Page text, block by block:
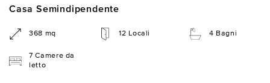
Casa Semindipendente
368 mq 12 Locali 4 Bagni
7 Camere da
letto